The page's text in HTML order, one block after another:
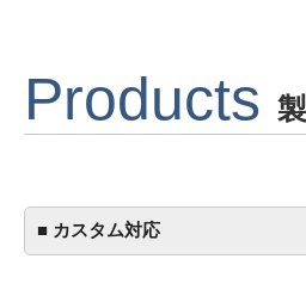
Products
■ カスタム対応